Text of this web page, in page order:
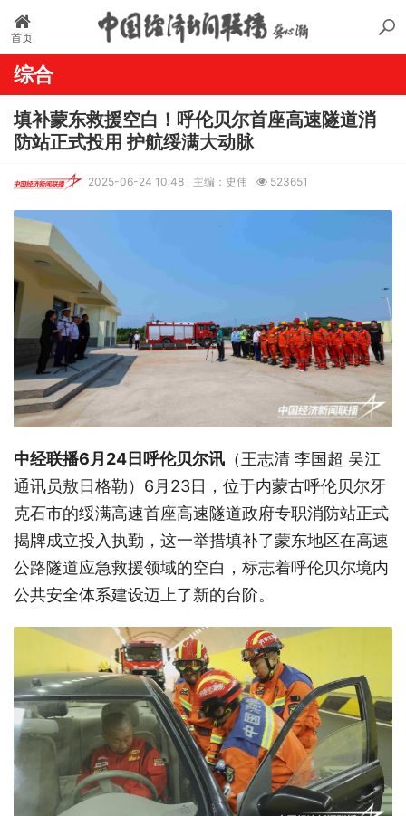
首页
综合
填补蒙东救援空白！呼伦贝尔首座高速隧道消
防站正式投用 护航绥满大动脉
2025-06-24 10:48 主编：史伟 523651
中经联播6月24日呼伦贝尔讯 （王志清 李国超 吴江
通讯员敖日格勒）6月23日，位于内蒙古呼伦贝尔牙
克石市的绥满高速首座高速隧道政府专职消防站正式
揭牌成立投入执勤，这一举措填补了蒙东地区在高速
公路隧道应急救援领域的空白，标志着呼伦贝尔境内
公共安全体系建设迈上了新的台阶。